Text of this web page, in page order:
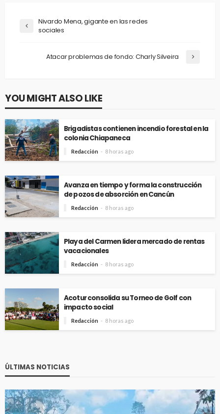
Nivardo Mena, gigante en las redes
sociales
Atacar problemas de fondo: Charly Silveira
YOU MIGHT ALSO LIKE
Brigadistas contienen incendio forestal en la
colonia Chiapaneca
Redacción 8 horas ago
Avanza en tiempo y forma la construcción
de pozos de absorción en Cancún
Redacción 8 horas ago
Playa del Carmen lidera mercado de rentas
vacacionales
Redacción 8 horas ago
Acotur consolida su Torneo de Golf con
impacto social
Redacción 8 horas ago
ÚLTIMAS NOTICIAS